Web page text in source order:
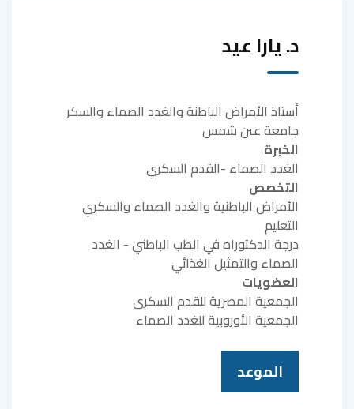
د. يارا عيد
أستاذ الأمراض الباطنة والغدد الصماء والسكر
جامعة عين شمس
الخبرة
الغدد الصماء -القدم السكري
التخصص
الأمراض الباطنية والغدد الصماء والسكري
التعليم
درجة الدكتوراه في الطب الباطني - الغدد
الصماء والتمثيل الغذائي
العضويات
الجمعية المصرية للقدم السكرى
الجمعية الأوروبية للغدد الصماء
الموعد